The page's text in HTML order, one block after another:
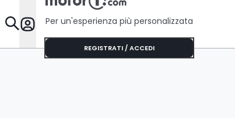
Da Sapere
Per un'esperienza più personalizzata
REGISTRATI / ACCEDI